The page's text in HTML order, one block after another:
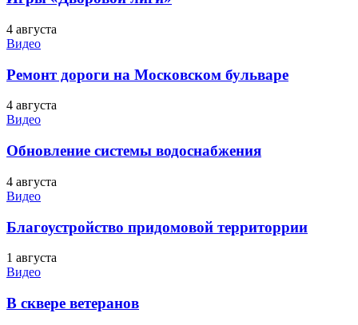
4 августа
Видео
Ремонт дороги на Московском бульваре
4 августа
Видео
Обновление системы водоснабжения
4 августа
Видео
Благоустройство придомовой территоррии
1 августа
Видео
В сквере ветеранов